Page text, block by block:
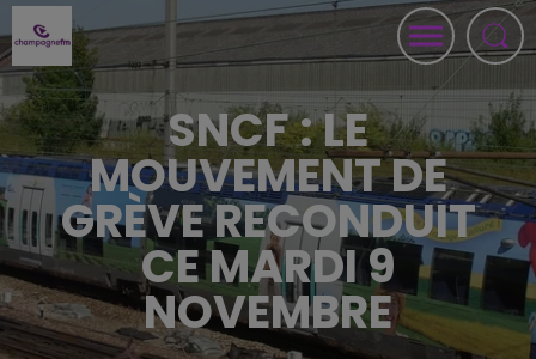
SNCF : LE
MOUVEMENT DE
GRÈVE RECONDUIT
CE MARDI 9
NOVEMBRE